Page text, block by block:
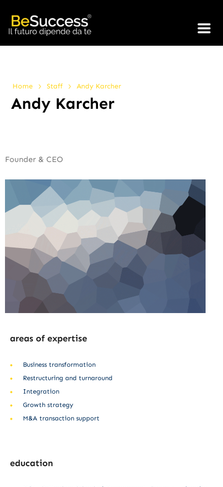
Home > Staff > Andy Karcher
Andy Karcher
Founder & CEO
areas of expertise
Business transformation
Restructuring and turnaround
Integration
Growth strategy
M&A transaction support
education